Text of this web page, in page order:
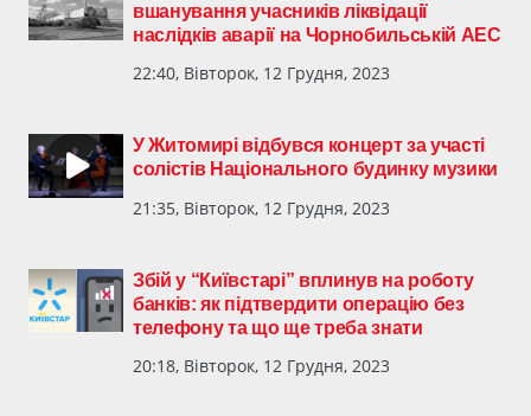
вшанування учасників ліквідації
наслідків аварії на Чорнобильській АЕС
22:40, Вівторок, 12 Грудня, 2023
У Житомирі відбувся концерт за участі
солістів Національного будинку музики
21:35, Вівторок, 12 Грудня, 2023
Збій у “Київстарі” вплинув на роботу
банків: як підтвердити операцію без
телефону та що ще треба знати
20:18, Вівторок, 12 Грудня, 2023